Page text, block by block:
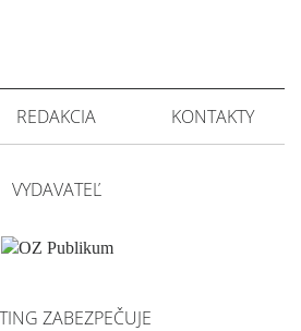
REDAKCIA KONTAKTY
VYDAVATEĽ
ZABEZPEČUJE